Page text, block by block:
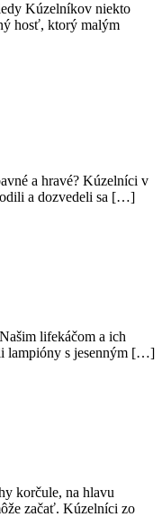
Kúzelníkov niekto
hosť, ktorý malým
a hravé? Kúzelníci v
a dozvedeli sa […]
lifekáčom a ich
lampióny s jesenným […]
korčule, na hlavu
začať. Kúzelníci zo